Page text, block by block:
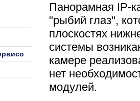
Панорамная IP-
"рыбий глаз",
плоскостях
системы
камере
нет
модулей.